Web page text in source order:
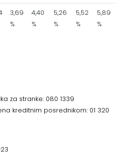
3,69
%
4,40
%
5,26
%
5,52
%
5,89
%
za stranke: 080 1339
kreditnim posrednikom: 01 320